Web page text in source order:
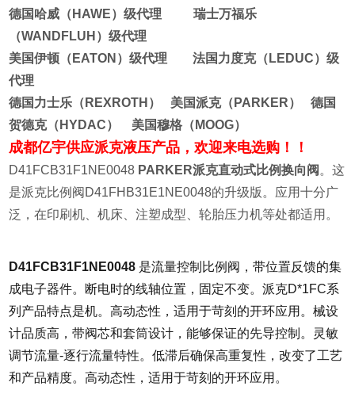
德国哈威（HAWE）级代理 瑞士万福乐
（WANDFLUH）级代理
美国伊顿（EATON）级代理 法国力度克（LEDUC）级
代理
德国力士乐（REXROTH） 美国派克（PARKER） 德国
贺德克（HYDAC） 美国穆格（MOOG）
成都亿宇供应派克液压产品，欢迎来电选购！！
D41FCB31F1NE0048 PARKER派克直动式比例换向阀。这
是派克比例阀D41FHB31E1NE0048的升级版。应用十分广
泛，在印刷机、机床、注塑成型、轮胎压力机等处都适用。
D41FCB31F1NE0048 是流量控制比例阀，带位置反馈的集
成电子器件。断电时的线轴位置，固定不变。派克D*1FC系
列产品特点是机。高动态性，适用于苛刻的开环应用。械设
计品质高，带阀芯和套筒设计，能够保证的先导控制。灵敏
调节流量-逐行流量特性。低滞后确保高重复性，改变了工艺
和产品精度。高动态性，适用于苛刻的开环应用。